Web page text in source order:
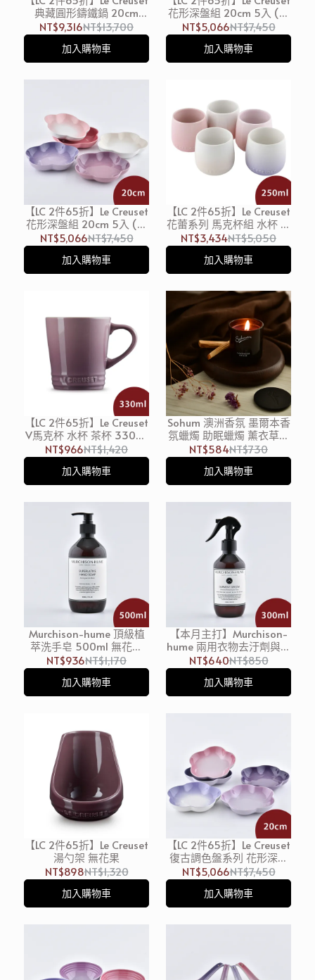
典藏圓形鑄鐵鍋 20cm
2.4L 藍鈴紫 淡金頭 法國製
湯鍋 燉鍋 (電磁爐 IH爐可
用)
NT$9,316NT$13,700
加入購物車
花形深盤組 20cm 5入 (薔
薇粉/迷霧灰/蛋白霜/錦葵
紫/極光午夜藍) 餐盤 造型
盤
NT$5,066NT$7,450
加入購物車
【LC 2件65折】Le Creuset
花形深盤組 20cm 5入 (薔
薇粉/蛋白霜/錦葵紫/淡粉
紅/藍鈴紫) 餐盤 造型盤
NT$5,066NT$7,450
加入購物車
【LC 2件65折】Le Creuset
花蕾系列 馬克杯組 水杯 茶
杯 250ml 5入 貝殼粉/淡
粉紅/淡粉紫/牛奶粉/蛋白
霜
NT$3,434NT$5,050
加入購物車
【LC 2件65折】Le Creuset
V馬克杯 水杯 茶杯 330ml
錦葵紫
NT$966NT$1,420
加入購物車
Sohum 澳洲香氛 墨爾本香
氛蠟燭 助眠蠟燭 薰衣草玫
瑰草 花香調 100g
NT$584NT$730
加入購物車
Murchison-hume 頂級植
萃洗手皂 500ml 無花果
洗手乳 洗手露
NT$936NT$1,170
加入購物車
【本月主打】Murchison-
hume 兩用衣物去汙劑與植
萃香氛噴霧 300ml 花梨木
薰衣草
NT$640NT$850
加入購物車
【LC 2件65折】Le Creuset
湯勺架 無花果
NT$898NT$1,320
加入購物車
【LC 2件65折】Le Creuset
復古調色盤系列 花形深盤
組 20cm 5入 星河紫/藍鈴
紫/卡特蘭/淡粉紫/綻放粉
餐盤 造型盤
NT$5,066NT$7,450
加入購物車